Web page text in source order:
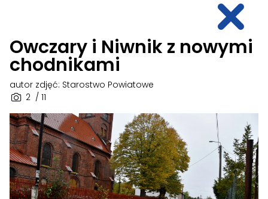
Owczary i Niwnik z nowymi
chodnikami
2 / 11
autor zdjęć: Starostwo Powiatowe